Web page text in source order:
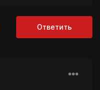
Ответить